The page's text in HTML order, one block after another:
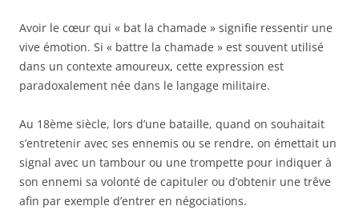
Avoir le cœur qui « bat la chamade » signifie ressentir une
vive émotion. Si « battre la chamade » est souvent utilisé
dans un contexte amoureux, cette expression est
paradoxalement née dans le langage militaire.
Au 18ème siècle, lors d’une bataille, quand on souhaitait
s’entretenir avec ses ennemis ou se rendre, on émettait un
signal avec un tambour ou une trompette pour indiquer à
son ennemi sa volonté de capituler ou d’obtenir une trêve
afin par exemple d’entrer en négociations.